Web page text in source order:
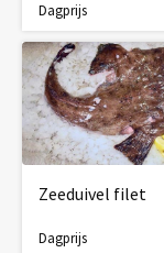
Dagprijs
Zeeduivel filet
Dagprijs